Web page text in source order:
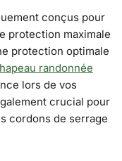
conçus pour
protection maximale
protection optimale
randonnée
lors de vos
crucial pour
cordons de serrage